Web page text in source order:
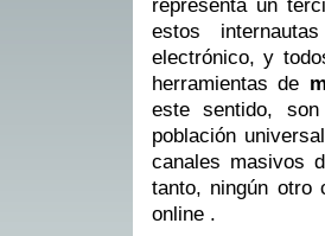
representa un
estos
electrónico, y
herramientas de
este sentido,
población
canales masivos
tanto, ningún otro
online .